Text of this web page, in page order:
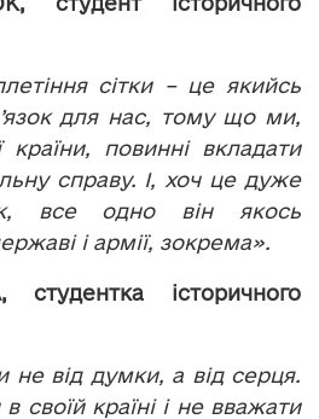
сітки – це якийсь
для нас, тому що ми,
країни, повинні вкладати
справу. І, хоч це дуже
все одно він якось
і армії, зокрема».
студентка історичного
не від думки, а від серця.
країні і не вважати